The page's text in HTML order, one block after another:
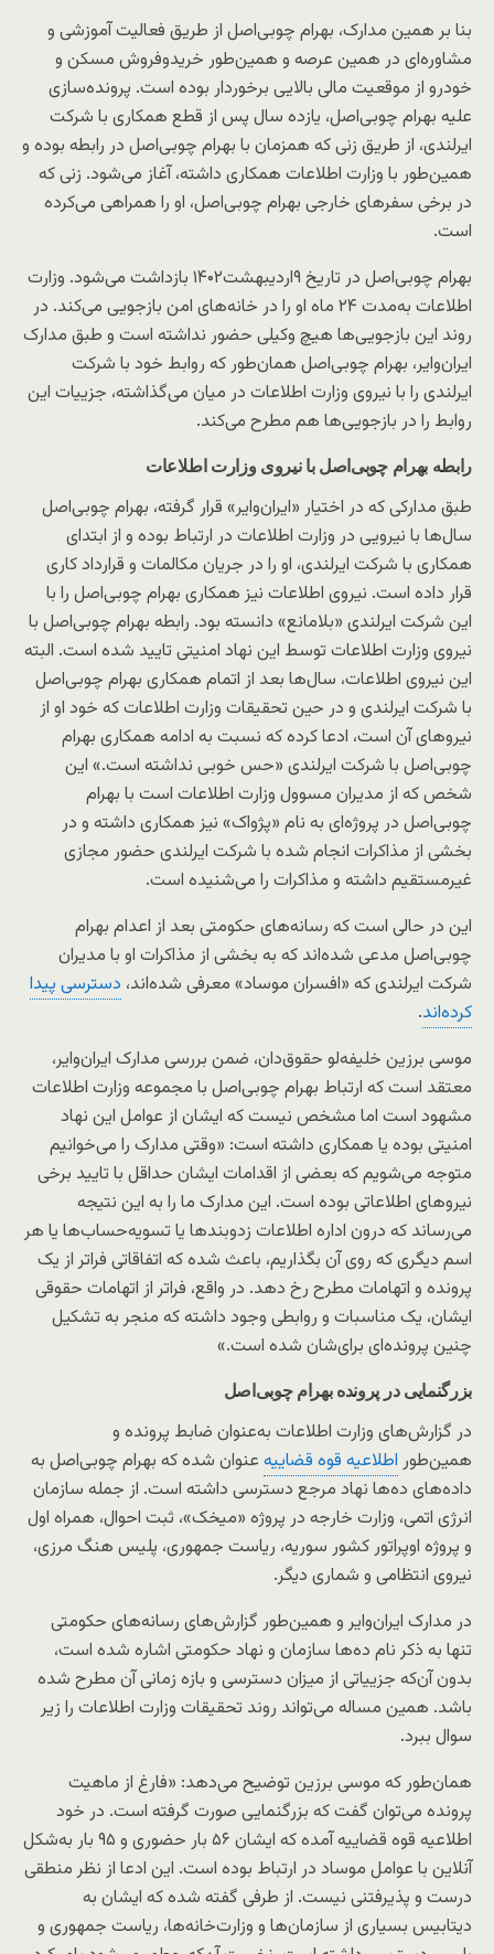
بنا بر همین مدارک، بهرام چوبی‌اصل از طریق فعالیت آموزشی و
مشاوره‌ای در همین عرصه و همین‌طور خریدوفروش مسکن و
خودرو از موقعیت مالی بالایی برخوردار بوده است. پرونده‌سازی
علیه بهرام چوبی‌اصل، یازده سال پس از قطع همکاری با شرکت
ایرلندی، از طریق زنی که همزمان با بهرام چوبی‌اصل در رابطه بوده و
همین‌طور با وزارت اطلاعات همکاری داشته، آغاز می‌شود. زنی که
در برخی سفرهای خارجی بهرام چوبی‌اصل، او را همراهی می‌کرده
است.
بهرام چوبی‌اصل در تاریخ ۹اردیبهشت۱۴۰۲ بازداشت می‌شود. وزارت
اطلاعات به‌مدت ۲۴ ماه او را در خانه‌های امن بازجویی می‌کند. در
روند این بازجویی‌ها هیچ وکیلی حضور نداشته است و طبق مدارک
ایران‌وایر، بهرام چوبی‌اصل همان‌طور که روابط خود با شرکت
ایرلندی را با نیروی وزارت اطلاعات در میان می‌گذاشته، جزییات این
روابط را در بازجویی‌ها هم مطرح می‌کند.
رابطه بهرام چوبی‌اصل با نیروی وزارت اطلاعات
طبق مدارکی که در اختیار «ایران‌وایر» قرار گرفته، بهرام چوبی‌اصل
سال‌ها با نیرویی در وزارت اطلاعات در ارتباط بوده و از ابتدای
همکاری با شرکت ایرلندی، او را در جریان مکالمات و قرارداد کاری
قرار داده است. نیروی اطلاعات نیز همکاری بهرام چوبی‌اصل را با
این شرکت ایرلندی «بلامانع» دانسته بود. رابطه بهرام چوبی‌اصل با
نیروی وزارت اطلاعات توسط این نهاد امنیتی تایید شده است. البته
این نیروی اطلاعات، سال‌ها بعد از اتمام همکاری بهرام چوبی‌اصل
با شرکت ایرلندی و در حین تحقیقات وزارت اطلاعات که خود او از
نیروهای آن است، ادعا کرده که نسبت به ادامه همکاری بهرام
چوبی‌اصل با شرکت ایرلندی «حس خوبی نداشته است.» این
شخص که از مدیران مسوول وزارت اطلاعات است با بهرام
چوبی‌اصل در پروژه‌ای به نام «پژواک» نیز همکاری داشته و در
بخشی از مذاکرات انجام شده با شرکت ایرلندی حضور مجازی
غیرمستقیم داشته و مذاکرات را می‌شنیده است.
این در حالی است که رسانه‌های حکومتی بعد از اعدام بهرام
چوبی‌اصل مدعی شده‌اند که به بخشی از مذاکرات او با مدیران
شرکت ایرلندی که «افسران موساد» معرفی‌ شده‌اند، دسترسی پیدا
کرده‌اند.
موسی برزین خلیفه‌لو حقوق‌دان، ضمن بررسی مدارک ایران‌وایر،
معتقد است که ارتباط بهرام چوبی‌اصل با مجموعه وزارت اطلاعات
مشهود است اما مشخص نیست که ایشان از عوامل این نهاد
امنیتی بوده یا همکاری داشته است: «وقتی مدارک را می‌خوانیم
متوجه می‌شویم که بعضی از اقدامات ایشان حداقل با تایید برخی
نیروهای اطلاعاتی بوده است. این مدارک ما را به این نتیجه
می‌رساند که درون اداره اطلاعات زدوبندها یا تسویه‌حساب‌ها یا هر
اسم دیگری که روی آن بگذاریم، باعث شده که اتفاقاتی فراتر از یک
پرونده و اتهامات مطرح رخ دهد. در واقع، فراتر از اتهامات حقوقی
ایشان، یک مناسبات و روابطی وجود داشته که منجر به تشکیل
چنین پرونده‌ای برای‌شان شده است.»
بزرگنمایی در پرونده بهرام چوبی‌اصل
در گزارش‌های وزارت اطلاعات به‌عنوان ضابط پرونده و
همین‌طور اطلاعیه قوه قضاییه عنوان شده که بهرام‌ چوبی‌اصل به
داده‌‌های ده‌ها نهاد مرجع دسترسی داشته است. از جمله سازمان
انرژی اتمی،‌ وزارت خارجه در پروژه «میخک»، ثبت احوال، همراه اول
و پروژه اوپراتور کشور سوریه، ریاست جمهوری، پلیس هنگ مرزی،
نیروی انتظامی و شماری دیگر.
در مدارک ایران‌وایر و همین‌طور گزارش‌های رسانه‌‌های حکومتی
تنها به ذکر نام ده‌ها سازمان و نهاد حکومتی اشاره شده است،
بدون آن‌که جزییاتی از میزان دسترسی و بازه زمانی آن مطرح شده
باشد. همین مساله می‌تواند روند تحقیقات وزارت اطلاعات را زیر
سوال ببرد.
همان‌طور که موسی برزین توضیح می‌دهد: «فارغ از ماهیت
پرونده می‌توان گفت که بزرگنمایی صورت گرفته است. در خود
اطلاعیه قوه قضاییه آمده که ایشان ۵۶ بار حضوری و ۹۵ بار به‌شکل
آنلاین با عوامل موساد در ارتباط بوده است. این ادعا از نظر منطقی
درست و پذیرفتنی نیست. از طرفی گفته شده که ایشان به
دیتابیس بسیاری از سازمان‌ها و وزارت‌خانه‌ها، ریاست جمهوری و